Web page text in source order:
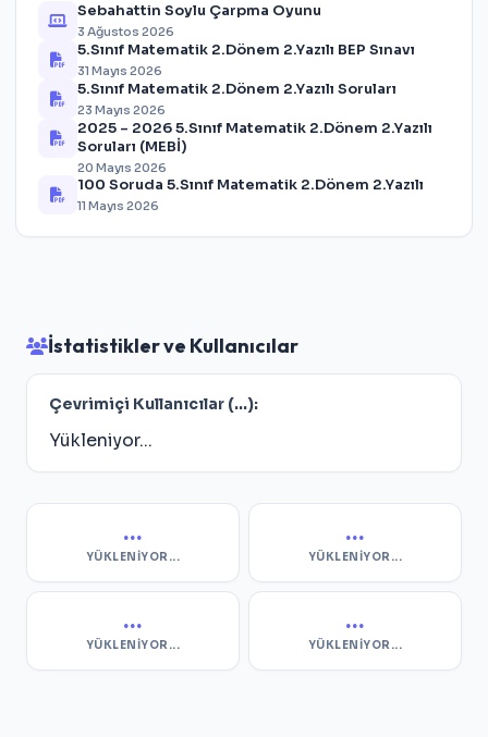
Sebahattin Soylu Çarpma Oyunu
3 Ağustos 2026
5.Sınıf Matematik 2.Dönem 2.Yazılı BEP Sınavı
31 Mayıs 2026
5.Sınıf Matematik 2.Dönem 2.Yazılı Soruları
23 Mayıs 2026
2025 – 2026 5.Sınıf Matematik 2.Dönem 2.Yazılı
Soruları (MEBİ)
20 Mayıs 2026
100 Soruda 5.Sınıf Matematik 2.Dönem 2.Yazılı
11 Mayıs 2026
İstatistikler ve Kullanıcılar
Çevrimiçi Kullanıcılar (...):
Yükleniyor...
...
YÜKLENIYOR...
...
YÜKLENIYOR...
...
YÜKLENIYOR...
...
YÜKLENIYOR...